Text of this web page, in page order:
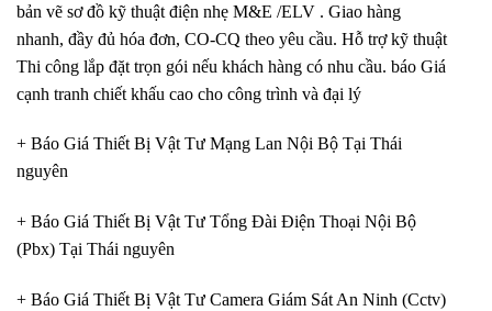
bản vẽ sơ đồ kỹ thuật điện nhẹ M&E /ELV . Giao hàng
nhanh, đầy đủ hóa đơn, CO-CQ theo yêu cầu. Hỗ trợ kỹ thuật
Thi công lắp đặt trọn gói nếu khách hàng có nhu cầu. báo Giá
cạnh tranh chiết khấu cao cho công trình và đại lý
+ Báo Giá Thiết Bị Vật Tư Mạng Lan Nội Bộ Tại Thái
nguyên
+ Báo Giá Thiết Bị Vật Tư Tổng Đài Điện Thoại Nội Bộ
(Pbx) Tại Thái nguyên
+ Báo Giá Thiết Bị Vật Tư Camera Giám Sát An Ninh (Cctv)